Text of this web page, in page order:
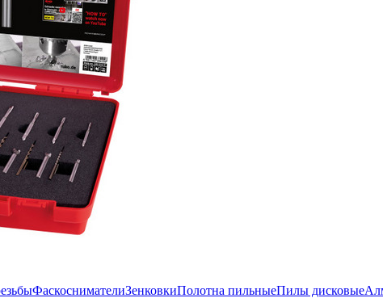
ФаскоснимателиЗенковкиПолотна пильныеПилы дисковые